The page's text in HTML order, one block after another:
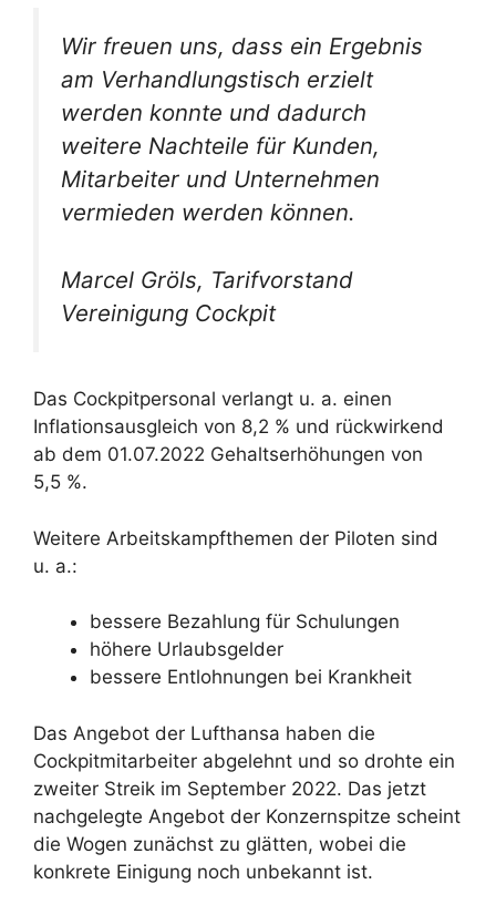
Wir freuen uns, dass ein Ergebnis
am Verhandlungstisch erzielt
werden konnte und dadurch
weitere Nachteile für Kunden,
Mitarbeiter und Unternehmen
vermieden werden können.
Marcel Gröls, Tarifvorstand
Vereinigung Cockpit
Das Cockpitpersonal verlangt u. a. einen
Inflationsausgleich von 8,2 % und rückwirkend
ab dem 01.07.2022 Gehaltserhöhungen von
5,5 %.
Weitere Arbeitskampfthemen der Piloten sind
u. a.:
bessere Bezahlung für Schulungen
höhere Urlaubsgelder
bessere Entlohnungen bei Krankheit
Das Angebot der Lufthansa haben die
Cockpitmitarbeiter abgelehnt und so drohte ein
zweiter Streik im September 2022. Das jetzt
nachgelegte Angebot der Konzernspitze scheint
die Wogen zunächst zu glätten, wobei die
konkrete Einigung noch unbekannt ist.